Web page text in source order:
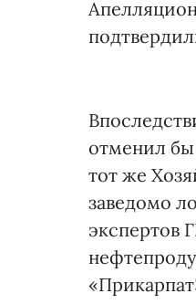
отменил бы
тот же
заведомо
экспертов